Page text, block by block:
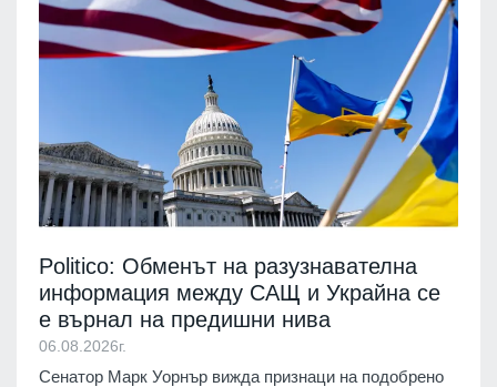
Politico: Обменът на разузнавателна
информация между САЩ и Украйна се
е върнал на предишни нива
06.08.2026г.
Сенатор Марк Уорнър вижда признаци на подобрено